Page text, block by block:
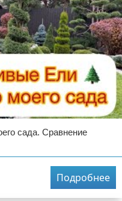
сада. Сравнение
Подробнее